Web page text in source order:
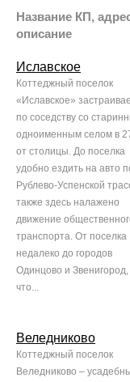
Название КП,
описание
Иславское
Коттеджный поселок
«Иславское»
по соседству со
одноименным селом в
от столицы. До поселка
удобно ездить на авто
Рублево-Успенской
также здесь налажено
движение
транспорта. От поселка
недалеко до городов
Одинцово и Звенигород,
что...
Веледниково
Коттеджный поселок
Веледниково –